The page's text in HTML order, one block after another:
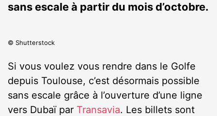
sans escale à partir du mois d’octobre.
© Shutterstock
Si vous voulez vous rendre dans le Golfe
depuis Toulouse, c’est désormais possible
sans escale grâce à l’ouverture d’une ligne
vers Dubaï par Transavia. Les billets sont